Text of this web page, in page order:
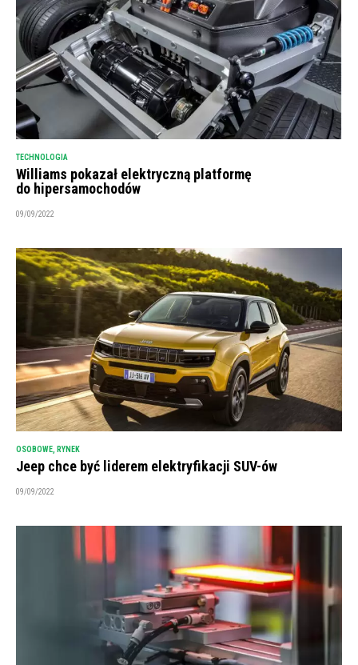
TECHNOLOGIA
Williams pokazał elektryczną platformę
do hipersamochodów
09/09/2022
OSOBOWE RYNEK
Jeep chce być liderem elektryfikacji SUV-ów
09/09/2022